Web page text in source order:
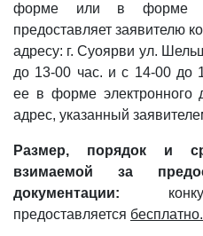
форме или в форме
предоставляет заявителю
адресу: г. Суоярви ул.
до 13-00 час. и с 14-00 до
ее в форме электронного
адрес, указанный
Размер, порядок и
взимаемой за
документации:
предоставляется бесплатно.